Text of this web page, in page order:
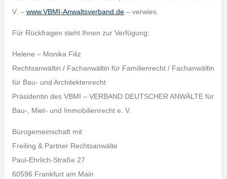
V. – www.VBMI-Anwaltsverband.de– verwies.
Für Rückfragen steht Ihnen zur Verfügung:
Helene – Monika Filiz
Rechtsanwältin / Fachanwältin für Familienrecht / Fachanwältin
für Bau- und Architektenrecht
Präsidentin des VBMI – VERBAND DEUTSCHER ANWÄLTE für
Bau-, Miet- und Immobilienrecht e. V.
Bürogemeinschaft mit
Freiling & Partner Rechtsanwälte
Paul-Ehrlich-Straße 27
60596 Frankfurt am Main